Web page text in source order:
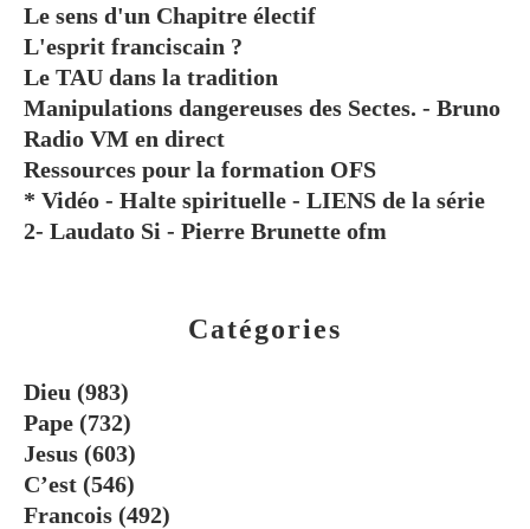
Catégories
Dieu (983)
Pape (732)
Jesus (603)
C’est (546)
Francois (492)
Le sens d'un Chapitre électif
L'esprit franciscain ?
Le TAU dans la tradition
Manipulations dangereuses des Sectes. - Bruno
Radio VM en direct
Ressources pour la formation OFS
* Vidéo - Halte spirituelle - LIENS de la série
2- Laudato Si - Pierre Brunette ofm